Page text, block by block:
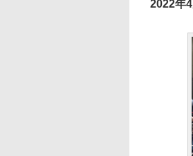
2022年